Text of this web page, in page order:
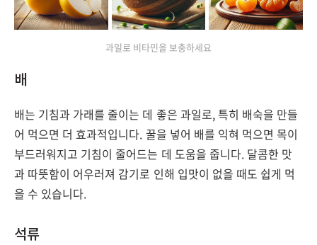
과일로 비타민을 보충하세요
배
배는 기침과 가래를 줄이는 데 좋은 과일로, 특히 배숙을 만들
어 먹으면 더 효과적입니다. 꿀을 넣어 배를 익혀 먹으면 목이
부드러워지고 기침이 줄어드는 데 도움을 줍니다. 달콤한 맛
과 따뜻함이 어우러져 감기로 인해 입맛이 없을 때도 쉽게 먹
을 수 있습니다.
석류